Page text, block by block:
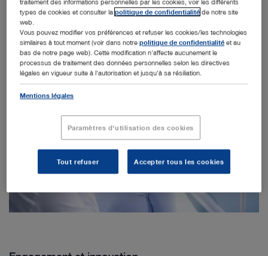
est-elle décisive en matière d'exigences médicales et
d'environnement ?
types de cookies et consulter lapolitique de confidentialité de notre site
web.
Vous pouvez modifier vos préférences et refuser les cookies/les technologies
similaires à tout moment (voir dans notrepolitique de confidentialité et au
bas de notre page web). Cette modification n'affecte aucunement le
processus de traitement des données personnelles selon les directives
légales en vigueur suite à l'autorisation et jusqu'à sa résiliation.
Mentions légales
Paramètres d'utilisation des cookies
Tout refuser Accepter tous les cookies